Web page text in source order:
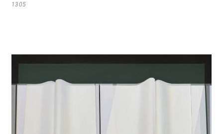
1305